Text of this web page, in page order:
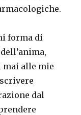
forma di
alle mie
dal